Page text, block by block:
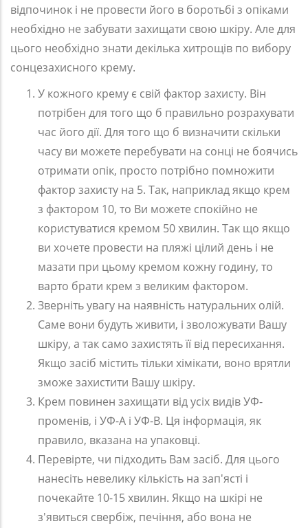
відпочинок і не провести його в боротьбі з опіками
необхідно не забувати захищати свою шкіру. Але для
цього необхідно знати декілька хитрощів по вибору
сонцезахисного крему.
У кожного крему є свій фактор захисту. Він
потрібен для того що б правильно розрахувати
час його дії. Для того що б визначити скільки
часу ви можете перебувати на сонці не боячись
отримати опік, просто потрібно помножити
фактор захисту на 5. Так, наприклад якщо крем
з фактором 10, то Ви можете спокійно не
користуватися кремом 50 хвилин. Так що якщо
ви хочете провести на пляжі цілий день і не
мазати при цьому кремом кожну годину, то
варто брати крем з великим фактором.
Зверніть увагу на наявність натуральних олій.
Саме вони будуть живити, і зволожувати Вашу
шкіру, а так само захистять її від пересихання.
Якщо засіб містить тільки хімікати, воно врятли
зможе захистити Вашу шкіру.
Крем повинен захищати від усіх видів УФ-
променів, і УФ-А і УФ-В. Ця інформація, як
правило, вказана на упаковці.
Перевірте, чи підходить Вам засіб. Для цього
нанесіть невелику кількість на зап'ясті і
почекайте 10-15 хвилин. Якщо на шкірі не
з'явиться свербіж, печіння, або вона не